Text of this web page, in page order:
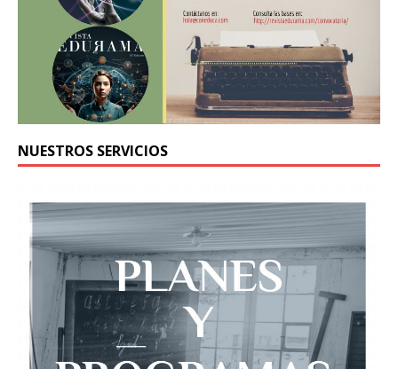
NUESTROS SERVICIOS